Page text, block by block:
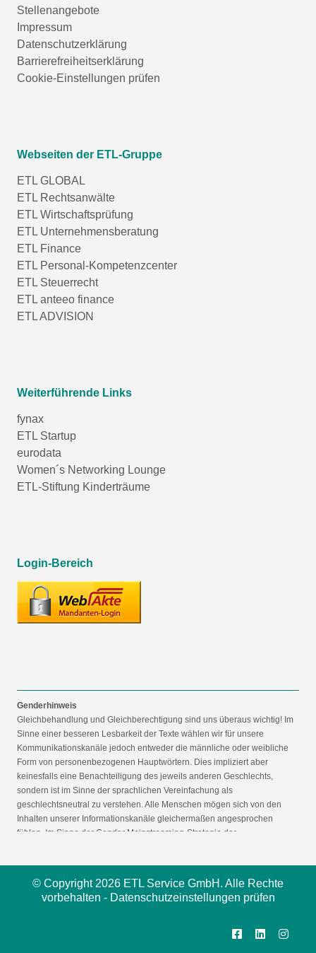
Stellenangebote
Impressum
Datenschutzerklärung
Barrierefreiheitserklärung
Cookie-Einstellungen prüfen
Webseiten der ETL-Gruppe
ETL GLOBAL
ETL Rechtsanwälte
ETL Wirtschaftsprüfung
ETL Unternehmensberatung
ETL Finance
ETL Personal-Kompetenzcenter
ETL Steuerrecht
ETL anteeo finance
ETL ADVISION
Weiterführende Links
fynax
ETL Startup
eurodata
Women´s Networking Lounge
ETL-Stiftung Kinderträume
Login-Bereich
Genderhinweis
Gleichbehandlung und Gleichberechtigung sind uns überaus wichtig! Im
Sinne einer besseren Lesbarkeit der Texte wählen wir für unsere
Kommunikationskanäle jedoch entweder die männliche oder weibliche
Form von personenbezogenen Hauptwörtern. Dies impliziert aber
keinesfalls eine Benachteiligung des jeweils anderen Geschlechts,
sondern ist im Sinne der sprachlichen Vereinfachung als
geschlechtsneutral zu verstehen. Alle Menschen mögen sich von den
Inhalten unserer Informationskanäle gleichermaßen angesprochen
fühlen. Im Sinne der Gender Mainstreaming-Strategie der
© Copyright 2026 ETL Service GmbH. Alle Rechte
vorbehalten - Datenschutzeinstellungen prüfen